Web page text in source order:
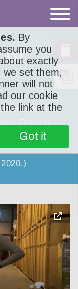
By
you
exactly
we set them,
will not
our cookie
link at the
Got it
of
translation
Dreach
toggle
over
video